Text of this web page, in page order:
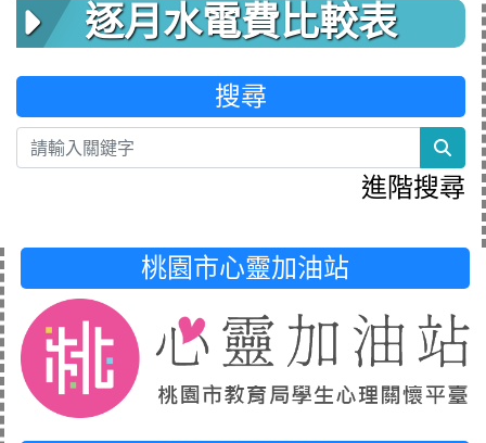
逐月水電費比較表
搜尋
進階搜尋
桃園市心靈加油站